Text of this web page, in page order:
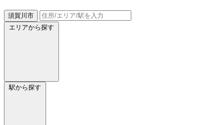
須賀川市
エリアから探す
駅から探す